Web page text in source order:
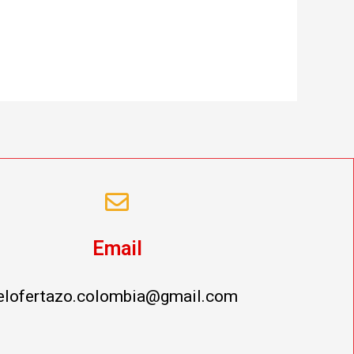
Email